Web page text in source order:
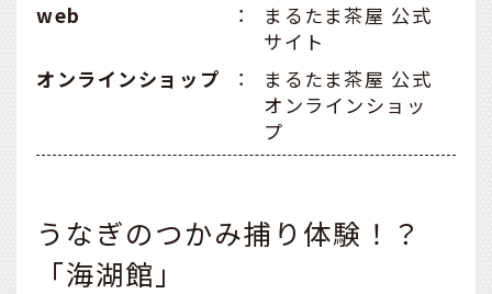
web
：
まるたま茶屋 公式
サイト
オンラインショップ
：
まるたま茶屋 公式
オンラインショッ
プ
うなぎのつかみ捕り体験！？
「海湖館」